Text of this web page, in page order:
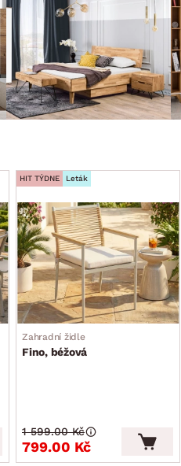
HIT TÝDNE Leták
Zahradní židle
Fino, béžová
799.00 Kč
1 599.00 Kč